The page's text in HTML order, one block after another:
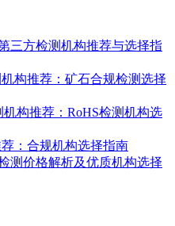
三方检测机构推荐与选择指
构推荐：矿石合规检测选择
机构推荐：RoHS检测机构选
：合规机构选择指南
测价格解析及优质机构选择